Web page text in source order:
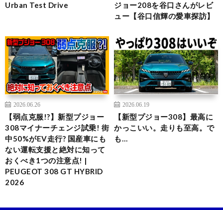
Urban Test Drive
ジョー208を谷口さんがレビ
ュー【谷口信輝の愛車探訪】
2026.06.26
【弱点克服!?】新型プジョー
308マイナーチェンジ試乗! 街
中50%がEV走行? 国産車にも
ない運転支援と絶対に知って
おくべき1つの注意点! |
PEUGEOT 308 GT HYBRID
2026
2026.06.19
【新型プジョー308】最高に
かっこいい。走りも至高。で
も…